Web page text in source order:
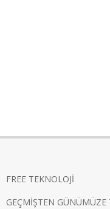
FREE TEKNOLOJİ
GEÇMİŞTEN GÜNÜMÜZE